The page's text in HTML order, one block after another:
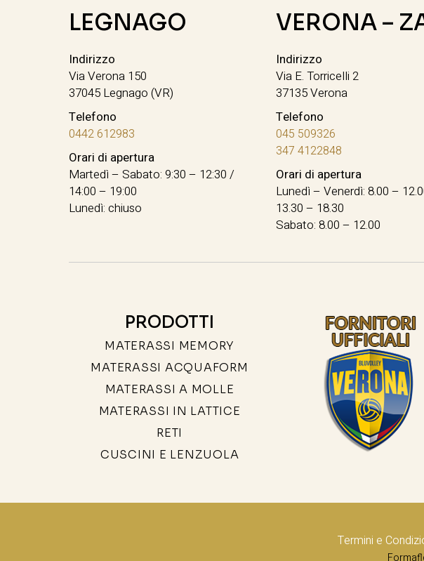
LEGNAGO
Indirizzo
Via Verona 150
37045 Legnago (VR)
Telefono
0442 612983
Orari di apertura
Martedì – Sabato: 9:30 – 12:30 /
14:00 – 19:00
Lunedì: chiuso
VERONA –
Indirizzo
Via E. Torricelli 2
37135 Verona
Telefono
045 509326
347 4122848
Orari di apertura
Lunedì – Venerdì: 8.00 –
13.30 – 18.30
Sabato: 8.00 – 12.00
PRODOTTI
MATERASSI MEMORY
MATERASSI ACQUAFORM
MATERASSI A MOLLE
MATERASSI IN LATTICE
RETI
CUSCINI E LENZUOLA
Termini e